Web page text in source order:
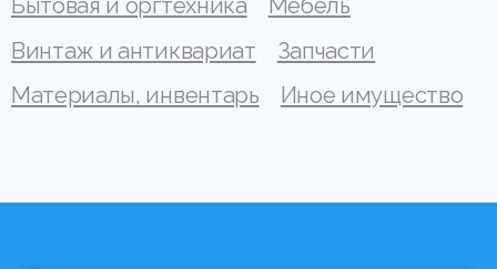
Бытовая и оргтехника
Мебель
Винтаж и антиквариат
Запчасти
Материалы, инвентарь
Иное имущество